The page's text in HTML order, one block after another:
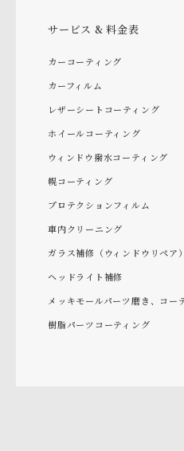
サービス & 料金表
カーコーティング
カーフィルム
レザーシートコーティング
ホイールコーティング
ウィンドウ撥水コーティング
幌コーティング
プロテクションフィルム
車内クリーニング
ガラス補修（ウィンドウリペア）
ヘッドライト補修
メッキモールパーツ磨き、コー
樹脂パーツコーティング